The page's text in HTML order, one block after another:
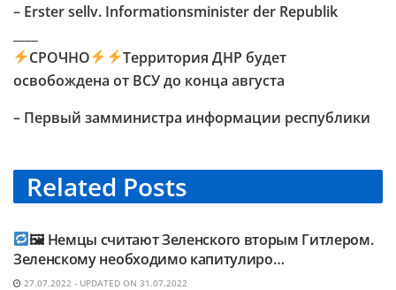
– Erster sellv. Informationsminister der Republik
СРОЧНО
Территория ДНР будет
освобождена от ВСУ до конца августа
– Первый замминистра информации республики
Related Posts
TELEGRAM KANAL @NEUESAUSRUSSLAND
🖼 Немцы считают Зеленского вторым Гитлером.
Зеленскому необходимо капитулиро…
27.07.2022 - UPDATED ON 31.07.2022